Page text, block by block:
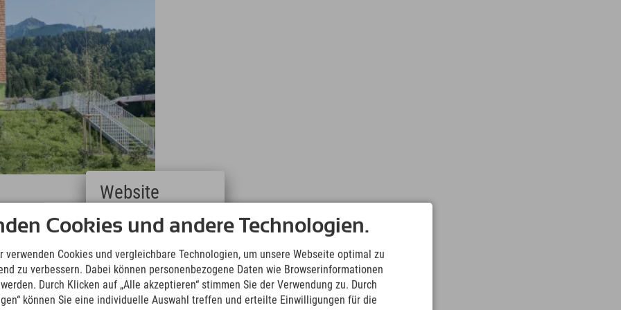
für DeinenKitzbühel-Urlaub
ins Abenteuer zu starten
während Du schon die
Du genug vom Relaxen
geht’s nicht!
Cookies und andere Technologien.
verwenden Cookies und vergleichbare Technologien, um unsere Webseite optimal zu
zu verbessern. Dabei können personenbezogene Daten wie Browserinformationen
Durch Klicken auf „Alle akzeptieren“ stimmen Sie der Verwendung zu. Durch
können Sie eine individuelle Auswahl treffen und erteilte Einwilligungen für die
Website
Deutsch
(German)
English
(English)
Italiano
(Italian)
Čeština